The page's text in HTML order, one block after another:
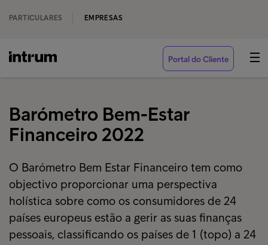
PARTICULARES EMPRESAS
Portal do Cliente
Barómetro Bem-Estar
Financeiro 2022
O Barómetro Bem Estar Financeiro tem como
objectivo proporcionar uma perspectiva
holística sobre como os consumidores de 24
países europeus estão a gerir as suas finanças
pessoais, classificando os países de 1 (topo) a 24